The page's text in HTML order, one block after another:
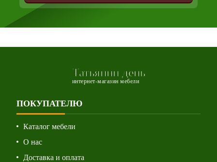
Татьянин день
интернет-магазин мебели
ПОКУПАТЕЛЮ
Каталог мебели
О нас
Доставка и оплата